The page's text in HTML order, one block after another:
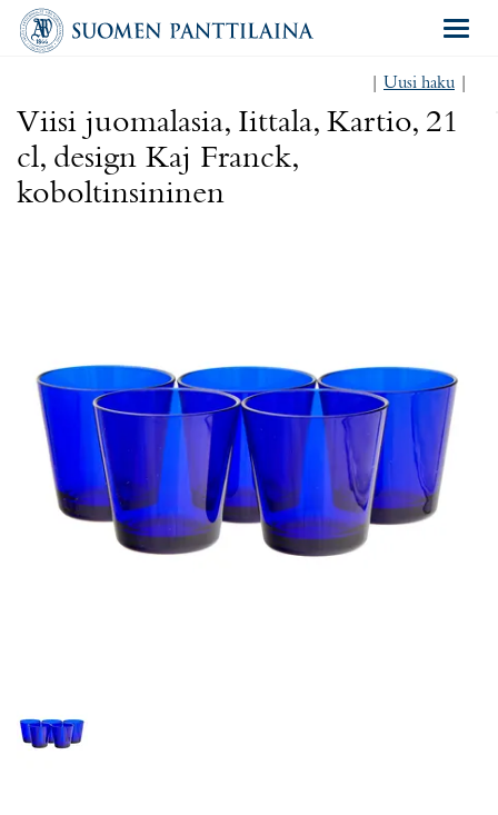
Uusi haku
Viisi juomalasia, Iittala, Kartio, 21
cl, design Kaj Franck,
koboltinsininen